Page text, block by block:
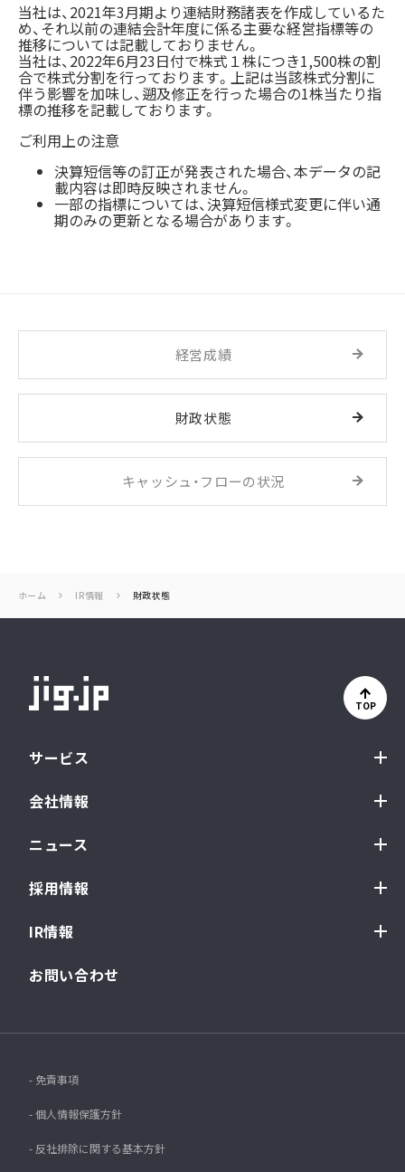
当社は、2021年3月期より連結財務諸表を作成しているた
め、それ以前の連結会計年度に係る主要な経営指標等の
推移については記載しておりません。
当社は、2022年6月23日付で株式１株につき1,500株の割
合で株式分割を行っております。上記は当該株式分割に
伴う影響を加味し、遡及修正を行った場合の1株当たり指
標の推移を記載しております。
ご利用上の注意
決算短信等の訂正が発表された場合、本データの記
載内容は即時反映されません。
一部の指標については、決算短信様式変更に伴い通
期のみの更新となる場合があります。
経営成績
財政状態
キャッシュ・フローの状況
ホーム IR情報 財政状態
サービス
会社情報
ニュース
採用情報
IR情報
お問い合わせ
TOP
- 免責事項
- 個人情報保護方針
- 反社排除に関する基本方針